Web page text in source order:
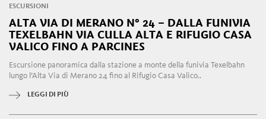
ESCURSIONI
ALTA VIA DI MERANO N° 24 – DALLA FUNIVIA
TEXELBAHN VIA CULLA ALTA E RIFUGIO CASA
VALICO FINO A PARCINES
Escursione panoramica dalla stazione a monte della funivia Texelbahn
lungo l’Alta Via di Merano 24 fino al Rifugio Casa Valico..
LEGGI DI PIÙ